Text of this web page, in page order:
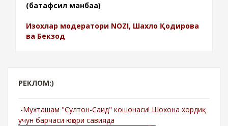
(батафсил манбаа)
Изохлар модератори NOZI, Шахло Қодирова
ва Бекзод
РЕКЛОМ:)
-Мухташам "Султон-Саид" кошонаси! Шохона хордиқ
учун барчаси юқори савияда